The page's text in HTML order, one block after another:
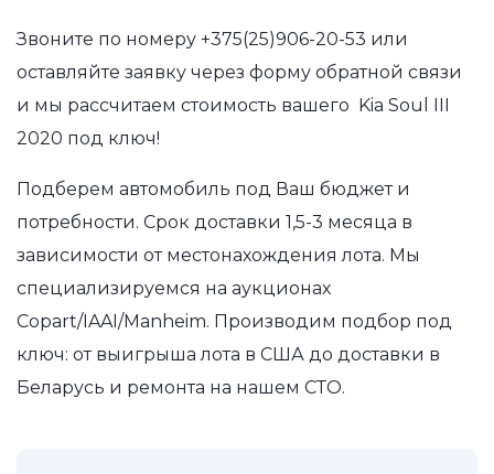
Звоните по номеру +375(25)906-20-53 или
оставляйте заявку через форму обратной связи
и мы рассчитаем стоимость вашего Kia Soul III
2020 под ключ!
Подберем автомобиль под Ваш бюджет и
потребности. Срок доставки 1,5-3 месяца в
зависимости от местонахождения лота. Мы
специализируемся на аукционах
Copart/IAAI/Manheim. Производим подбор под
ключ: от выигрыша лота в США до доставки в
Беларусь и ремонта на нашем СТО.